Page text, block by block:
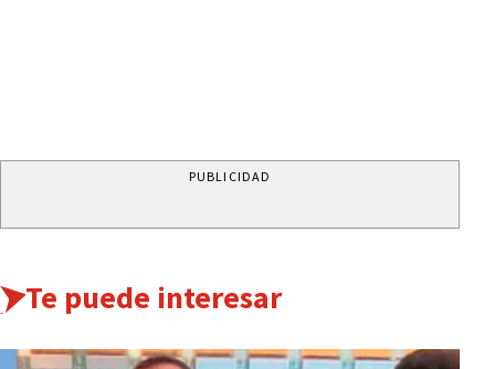
PUBLICIDAD
Te puede interesar